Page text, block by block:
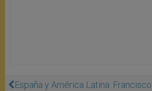
España y América Latina: